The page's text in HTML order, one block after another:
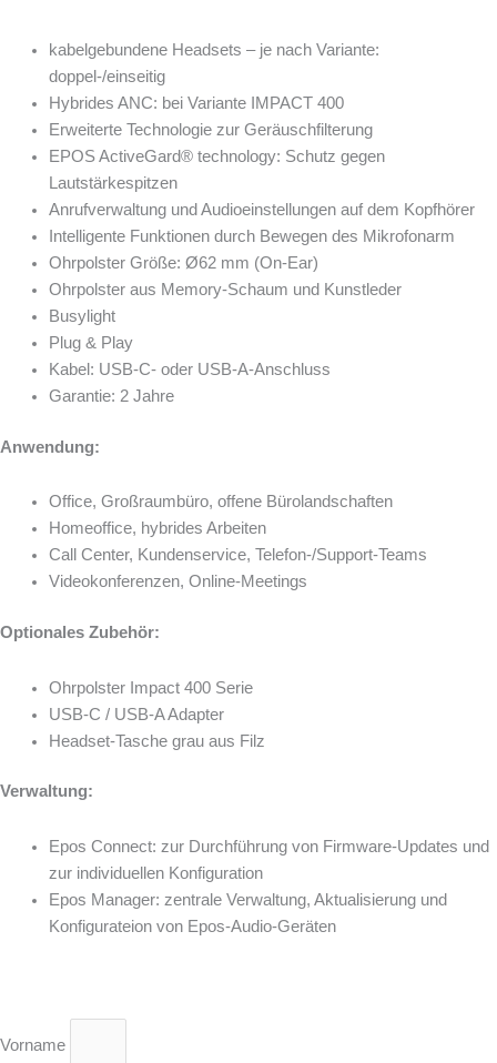
kabelgebundene Headsets – je nach Variante:
doppel-/einseitig
Hybrides ANC: bei Variante IMPACT 400
Erweiterte Technologie zur Geräuschfilterung
EPOS ActiveGard® technology: Schutz gegen
Lautstärkespitzen
Anrufverwaltung und Audioeinstellungen auf dem Kopfhörer
Intelligente Funktionen durch Bewegen des Mikrofonarm
Ohrpolster Größe: Ø62 mm (On-Ear)
Ohrpolster aus Memory-Schaum und Kunstleder
Busylight
Plug & Play
Kabel: USB-C- oder USB-A-Anschluss
Garantie: 2 Jahre
Anwendung:
Office, Großraumbüro, offene Bürolandschaften
Homeoffice, hybrides Arbeiten
Call Center, Kundenservice, Telefon-/Support-Teams
Videokonferenzen, Online-Meetings
Optionales Zubehör:
Ohrpolster Impact 400 Serie
USB-C / USB-A Adapter
Headset-Tasche grau aus Filz
Verwaltung:
Epos Connect: zur Durchführung von Firmware-Updates und
zur individuellen Konfiguration
Epos Manager: zentrale Verwaltung, Aktualisierung und
Konfigurateion von Epos-Audio-Geräten
Vorname